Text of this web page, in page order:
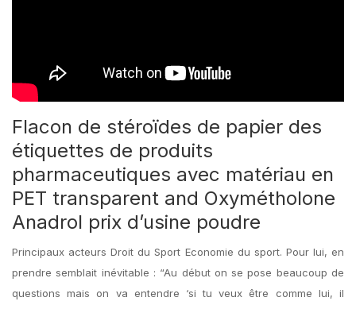
Flacon de stéroïdes de papier des
étiquettes de produits
pharmaceutiques avec matériau en
PET transparent and Oxymétholone
Anadrol prix d’usine poudre
Principaux acteurs Droit du Sport Economie du sport. Pour lui, en
prendre semblait inévitable : “Au début on se pose beaucoup de
questions mais on va entendre ‘si tu veux être comme lui, il